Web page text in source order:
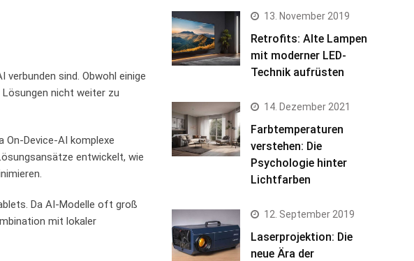
​sind. Obwohl ⁣einige⁢
Lösungen nicht weiter zu⁤
⁣On-Device-AI ​komplexe
⁢entwickelt, ⁣wie
Da AI-Modelle oft groß
mit lokaler
13. November 2019
Retrofits: Alte Lampen
mit moderner LED-
Technik aufrüsten
14. Dezember 2021
Farbtemperaturen
verstehen: Die
Psychologie hinter
Lichtfarben
12. September 2019
Laserprojektion: Die
neue Ära der